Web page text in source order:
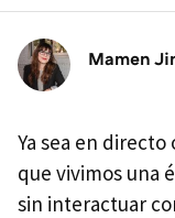
Mamen
Ya sea en
que vivimos una
sin interactuar